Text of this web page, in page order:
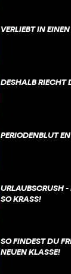
VERLIEBT IN
DESHALB RIECHT
PERIODENBLUT
URLAUBSCRUSH -
SO KRASS!
SO FINDEST DU
NEUEN KLASSE!